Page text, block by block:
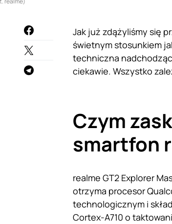
Jak już zdążyliśmy się
świetnym stosunkiem
techniczna
ciekawie. Wszystko
Czym
smartfon
realme GT2 Explorer
otrzyma procesor
technologicznym i
Cortex-A710 o